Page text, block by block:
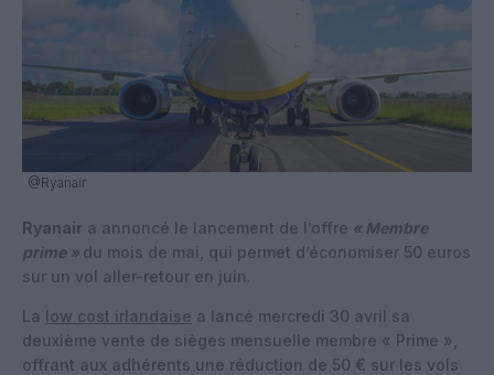
@Ryanair
Ryanair a annoncé le lancement de l’offre « Membre
prime » du mois de mai, qui permet d’économiser 50 euros
sur un vol aller-retour en juin.
La low cost irlandaise a lancé mercredi 30 avril sa
deuxième vente de sièges mensuelle membre « Prime »,
offrant aux adhérents une réduction de 50 € sur les vols